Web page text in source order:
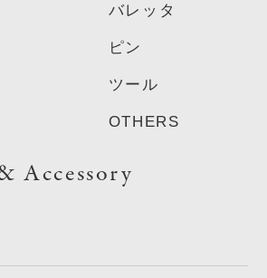
バレッタ
ピン
ツール
OTHERS
Accessory